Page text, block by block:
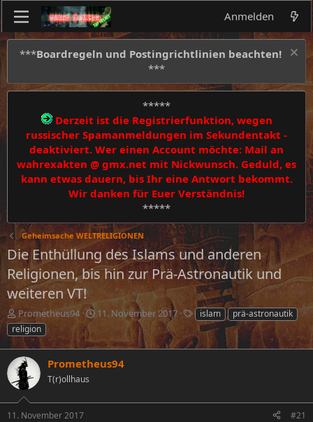
Anmelden
***Boardregeln und Postingrichtlinien beachten!
***
*****
Derzeit ist die Registrierfunktion, wegen
russischer Spamanmeldungen im Sekundentakt -
deaktiviert. Wer einen Account möchte: Mail an
wahrexakten @ gmx.net mit Nickwunsch. Geduld, es
kann etwas dauern, bis Ihr eine Antwort bekommt.
Wir danken für Euer Verständnis!
*****
Geheimsache WELTRELIGIONEN
Die Enthüllung des Islams und anderen
Religionen, bis hin zur Prä-Astronautik und
weiteren VT!
E
r
s
t
e
l
l
e
Prometheus94
E
t
e
t
11. November 2017
S
c
h
l
o
islam
prä-astronautik
religion
Prometheus94
T(r)ollhaus
11. November 2017 #21